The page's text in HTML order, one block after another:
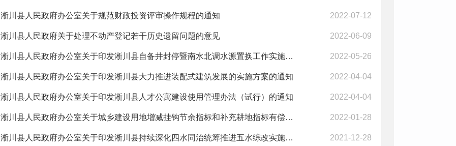
淅川县人民政府办公室关于规范财政投资评审操作规程的通知 2022-07-12
淅川县人民政府关于处理不动产登记若干历史遗留问题的意见 2022-06-09
淅川县人民政府办公室关于印发淅川县自备井封停暨南水北调水源置换工作实施方... 2022-05-26
淅川县人民政府办公室关于印发淅川县大力推进装配式建筑发展的实施方案的通知 2022-04-04
淅川县人民政府办公室关于印发淅川县人才公寓建设使用管理办法（试行）的通知 2022-04-04
淅川县人民政府办公室关于城乡建设用地增减挂钩节余指标和补充耕地指标有偿使... 2022-01-28
淅川县人民政府办公室关于印发淅川县持续深化四水同治统筹推进五水综改实施意... 2021-12-28